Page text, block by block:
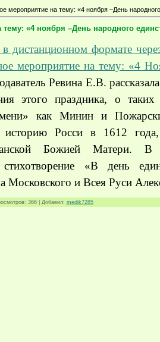
мероприятие на тему: «4 ноября –День
«4 ноября –День народного
дистанционном формате
мероприятие на тему: «4
Ревина Е.В.
этого праздника, о таких
как Минин и
историю Росси в 1612
Божией Матери. В
стихотворение «В день
Московского и Всея Руси
: 366 | Добавил: medik7285